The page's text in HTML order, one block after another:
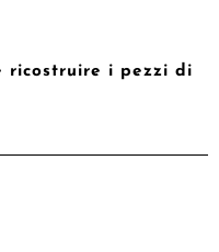
ricostruire i pezzi di